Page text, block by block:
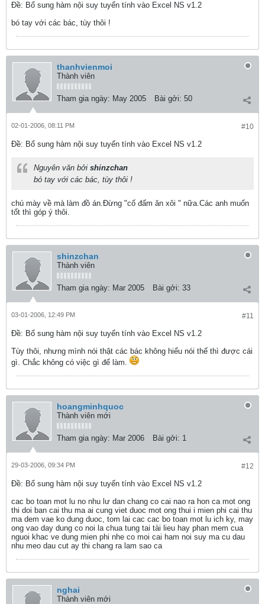
Ðề: Bổ sung hàm nội suy tuyến tính vào Excel NS v1.2
bó tay với các bác, tùy thôi !
thanhvienmoi
Thành viên
Tham gia ngày: May 2005 Bài gởi: 50
#10
02-01-2006, 08:11 PM
Ðề: Bổ sung hàm nội suy tuyến tính vào Excel NS v1.2
Nguyên văn bởi shinzchan
bó tay với các bác, tùy thôi !
chú mày về mà làm đồ án.Đừng "cố đấm ăn xôi " nữa.Các anh muốn
tốt thì góp ý thôi.
shinzchan
Thành viên
Tham gia ngày: Mar 2005 Bài gởi: 33
#11
03-01-2006, 12:49 PM
Ðề: Bổ sung hàm nội suy tuyến tính vào Excel NS v1.2
Tùy thôi, nhưng mình nói thật các bác không hiểu nói thế thì được cái
gì. Chắc không có việc gì để làm.
hoangminhquoc
Thành viên mới
Tham gia ngày: Mar 2006 Bài gởi: 1
#12
29-03-2006, 09:34 PM
Ðề: Bổ sung hàm nội suy tuyến tính vào Excel NS v1.2
cac bo toan mot lu no nhu lư dan chang co cai nao ra hon ca mot ong
thi doi ban cai thu ma ai cung viet duoc mot ong thui i mien phi cai thu
ma dem vae ko dung duoc, tom lai cac cac bo toan mot lu ich ky, may
ong vao day dung co noi la chua tung tai tài lieu hay phan mem cua
nguoi khac ve dung mien phi nhe co moi cai ham noi suy ma cu dau
nhu meo dau cut ay thi chang ra lam sao ca
nghai
Thành viên mới